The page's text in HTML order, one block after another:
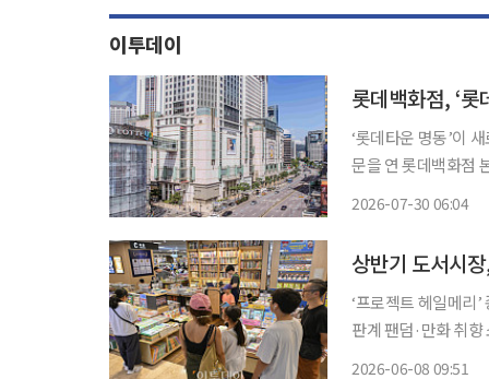
이투데이
롯데백화점, ‘롯
‘롯데타운 명동’이 새로운 도약
문을 연 롯데백화점
2026-07-30 06:04
상반기 도서시
‘프로젝트 헤일메리
판계 팬덤·만화 취향 소비가 주요 흐
2026-06-08 09:51